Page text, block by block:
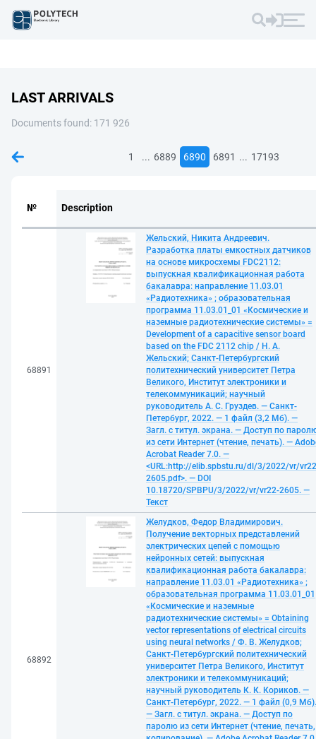
LAST ARRIVALS
Documents found: 171 926
1 ... 6889 6890 6891 ... 17193
№ Description
68891
Жельский, Никита Андреевич.
Разработка платы емкостных датчиков
на основе микросхемы FDC2112:
выпускная квалификационная работа
бакалавра: направление 11.03.01
«Радиотехника» ; образовательная
программа 11.03.01_01 «Космические и
наземные радиотехнические системы» =
Development of a capacitive sensor board
based on the FDC 2112 chip / Н. А.
Жельский; Санкт-Петербургский
политехнический университет Петра
Великого, Институт электроники и
телекоммуникаций; научный
руководитель А. С. Груздев. — Санкт-
Петербург, 2022. — 1 файл (3,2 Мб). —
Загл. с титул. экрана. — Доступ по
из сети Интернет (чтение, печать). —
Acrobat Reader 7.0. —
<URL:http://elib.spbstu.ru/dl/3/2022/vr/
2605.pdf>. — DOI
10.18720/SPBPU/3/2022/vr/vr22-2605. —
Текст
68892
Желудков, Федор Владимирович.
Получение векторных представлений
электрических цепей с помощью
нейронных сетей: выпускная
квалификационная работа бакалавра:
направление 11.03.01 «Радиотехника» ;
образовательная программа 11.03.01_01
«Космические и наземные
радиотехнические системы» = Obtaining
vector representations of electrical circuits
using neural networks / Ф. В. Желудков;
Санкт-Петербургский политехнический
университет Петра Великого, Институт
электроники и телекоммуникаций;
научный руководитель К. К. Кориков. —
Санкт-Петербург, 2022. — 1 файл (0,9 Мб).
— Загл. с титул. экрана. — Доступ по
паролю из сети Интернет (чтение, печать,